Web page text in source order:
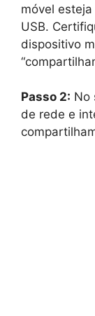
móvel
USB.
dispositivo
Passo 2: No
de rede e